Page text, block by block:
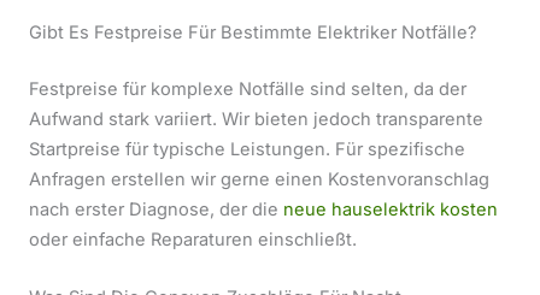
Gibt Es Festpreise Für Bestimmte Elektriker Notfälle?
Festpreise für komplexe Notfälle sind selten, da der
Aufwand stark variiert. Wir bieten jedoch transparente
Startpreise für typische Leistungen. Für spezifische
Anfragen erstellen wir gerne einen Kostenvoranschlag
nach erster Diagnose, der die neue hauselektrik kosten
oder einfache Reparaturen einschließt.